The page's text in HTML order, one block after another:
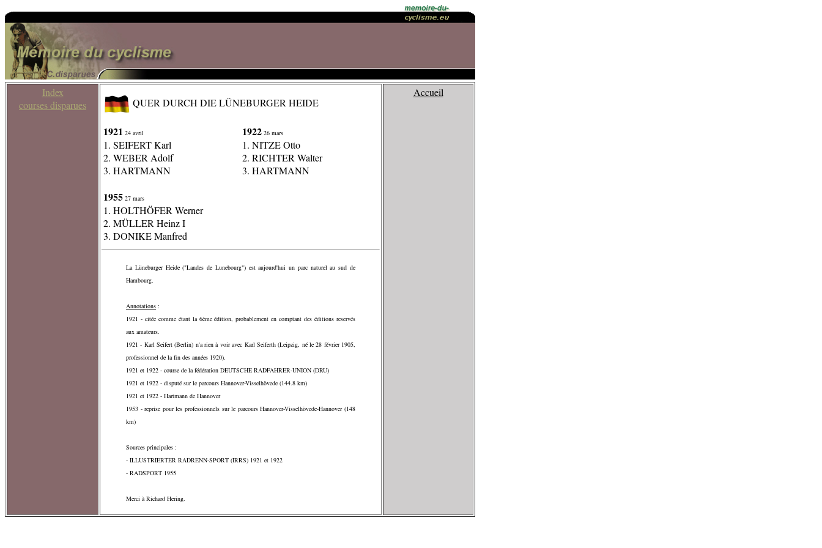
Index
courses disparues
QUER DURCH DIE LÜNEBURGER HEIDE
1921 24 avril
1. SEIFERT Karl
2. WEBER Adolf
3. HARTMANN
1955 27 mars
1. HOLTHÖFER Werner
2. MÜLLER Heinz I
3. DONIKE Manfred
1922 26 mars
1. NITZE Otto
2. RICHTER Walter
3. HARTMANN
La Lüneburger Heide ("Landes de Lunebourg") est aujourd'hui un parc naturel au sud de
Hambourg.
Annotations :
1921 - citée comme étant la 6ème édition, probablement en comptant des éditions reservés
aux amateurs.
1921 - Karl Seifert (Berlin) n'a rien à voir avec Karl Seiferth (Leipzig, né le 28 février 1905,
professionnel de la fin des années 1920).
1921 et 1922 - course de la fédération DEUTSCHE RADFAHRER-UNION (DRU)
1921 et 1922 - disputé sur le parcours Hannover-Visselhövede (144.8 km)
1921 et 1922 - Hartmann de Hannover
1953 - reprise pour les professionnels sur le parcours Hannover-Visselhövede-Hannover (148
km)
Sources principales :
- ILLUSTRIERTER RADRENN-SPORT (IRRS) 1921 et 1922
- RADSPORT 1955
Merci à Richard Hering.
Accueil